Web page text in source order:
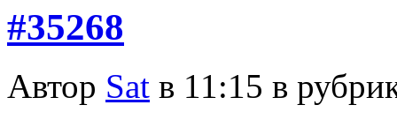
#35268
Автор Sat в 11:15 в